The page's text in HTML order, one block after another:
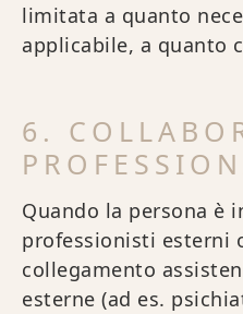
limitata a quanto
applicabile, a quanto
6.
Quando la persona è
professionisti esterni
collegamento
esterne (ad es.